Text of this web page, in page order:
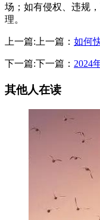
场；如有侵权、违规
理。
上一篇:上一篇： 如何
下一篇:下一篇： 2024
其他人在读